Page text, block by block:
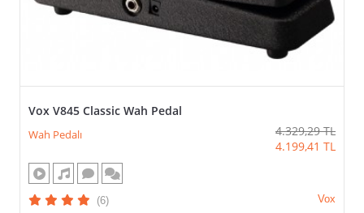
FIYAT
Vox V845 Classic Wah Pedal
Wah Pedalı 4.329,29 TL
4.199,41 TL
(6) Vox